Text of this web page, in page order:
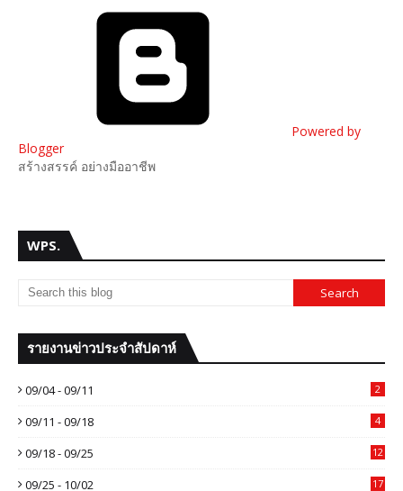
Powered by
Blogger
สร้างสรรค์ อย่างมืออาชีพ
WPS.
รายงานข่าวประจำสัปดาห์
09/04 - 09/11 2
09/11 - 09/18 4
09/18 - 09/25 12
09/25 - 10/02 17